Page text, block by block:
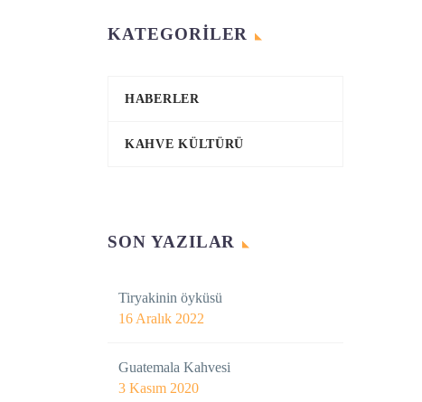
KATEGORILER
HABERLER
KAHVE KÜLTÜRÜ
SON YAZILAR
Tiryakinin öyküsü
16 Aralık 2022
Guatemala Kahvesi
3 Kasım 2020